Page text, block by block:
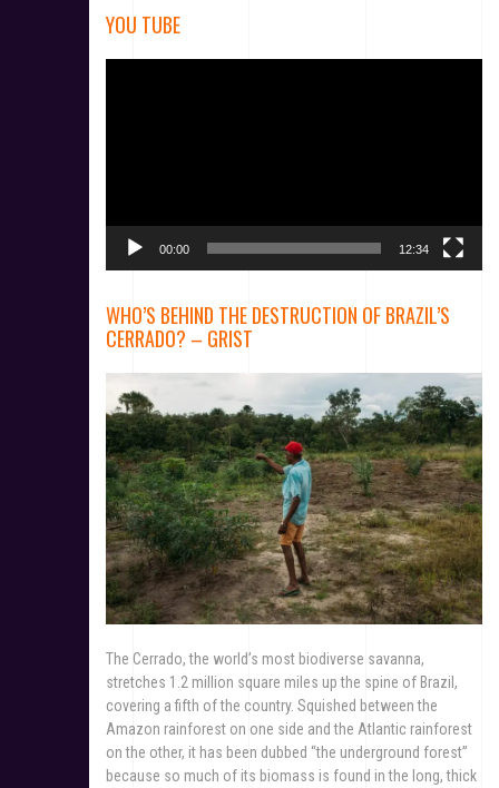
YOU TUBE
d
e
o
00:00 12:34
WHO’S BEHIND THE DESTRUCTION OF BRAZIL’S
CERRADO? – GRIST
The Cerrado, the world’s most biodiverse savanna,
stretches 1.2 million square miles up the spine of Brazil,
covering a fifth of the country. Squished between the
Amazon rainforest on one side and the Atlantic rainforest
on the other, it has been dubbed “the underground forest”
because so much of its biomass is found in the long, thick